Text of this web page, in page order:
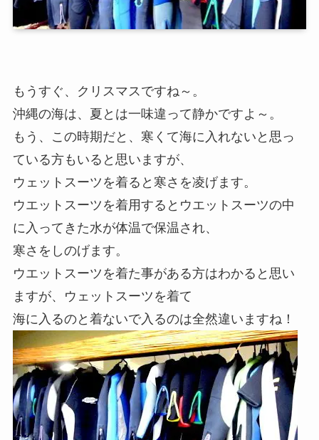
もうすぐ、クリスマスですね～。
沖縄の海は、夏とは一味違って静かですよ～。
もう、この時期だと、寒くて海に入れないと思っ
ている方もいると思いますが、
ウェットスーツを着ると寒さを凌げます。
ウエットスーツを着用するとウエットスーツの中
に入ってきた水が体温で保温され、
寒さをしのげます。
ウエットスーツを着た事がある方はわかると思い
ますが、ウェットスーツを着て
海に入るのと着ないで入るのは全然違いますね！